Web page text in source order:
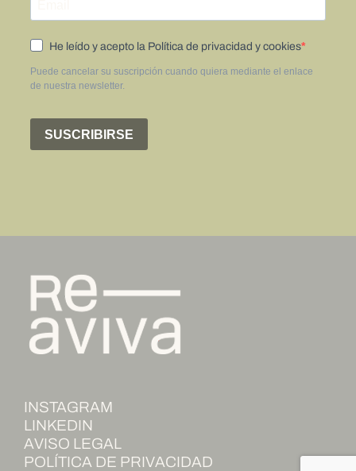
He leído y acepto la Política de privacidad y cookies
Puede cancelar su suscripción cuando quiera mediante el enlace
de nuestra newsletter.
SUSCRIBIRSE
INSTAGRAM
LINKEDIN
AVISO LEGAL
POLÍTICA DE PRIVACIDAD